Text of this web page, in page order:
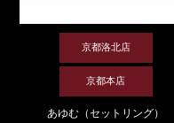
京都洛北店
京都本店
あゆむ（セットリング）